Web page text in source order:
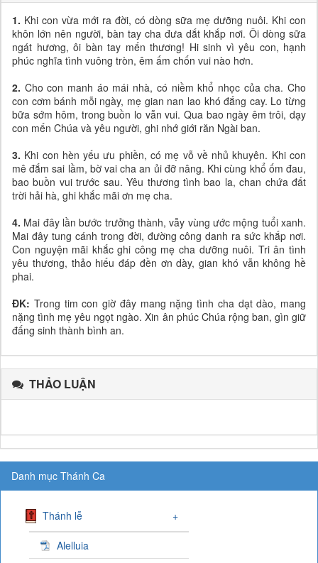
1. Khi con vừa mới ra đời, có dòng sữa mẹ dưỡng nuôi. Khi con
khôn lớn nên người, bàn tay cha đưa dắt khắp nơi. Ôi dòng sữa
ngát hương, ôi bàn tay mến thương! Hi sinh vì yêu con, hạnh
phúc nghĩa tình vuông tròn, êm ấm chốn vui nào hơn.
2. Cho con manh áo mái nhà, có niềm khổ nhọc của cha. Cho
con cơm bánh mỗi ngày, mẹ gian nan lao khó đắng cay. Lo từng
bữa sớm hôm, trong buồn lo vẫn vui. Qua bao ngày êm trôi, dạy
con mến Chúa và yêu người, ghi nhớ giới răn Ngài ban.
3. Khi con hèn yếu ưu phiền, có mẹ vỗ về nhủ khuyên. Khi con
mê đắm sai lầm, bờ vai cha an ủi đỡ nâng. Khi cùng khổ ốm đau,
bao buồn vui trước sau. Yêu thương tình bao la, chan chứa đất
trời hải hà, ghi khắc mãi ơn mẹ cha.
4. Mai đây lần bước trưởng thành, vẫy vùng ước mộng tuổi xanh.
Mai đây tung cánh trong đời, đường công danh ra sức khắp nơi.
Con nguyện mãi khắc ghi công mẹ cha dưỡng nuôi. Tri ân tình
yêu thương, thảo hiếu đáp đền ơn dày, gian khó vẫn không hề
phai.
ĐK: Trong tim con giờ đây mang nặng tình cha dạt dào, mang
nặng tình mẹ yêu ngọt ngào. Xin ân phúc Chúa rộng ban, gìn giữ
đấng sinh thành bình an.
THẢO LUẬN
Danh mục Thánh Ca
Thánh lễ +
Alelluia